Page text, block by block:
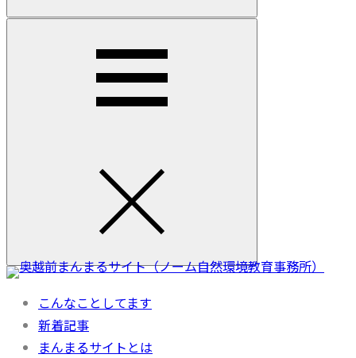
こんなことしてます
新着記事
まんまるサイトとは